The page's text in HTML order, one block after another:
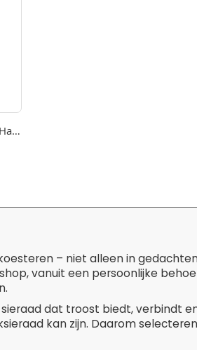
- Sister RVS graveerbaar
- Sister RVS (incl ketting)
– niet alleen in
vanuit een persoonlijke
dat troost biedt, verbindt
kan zijn. Daarom